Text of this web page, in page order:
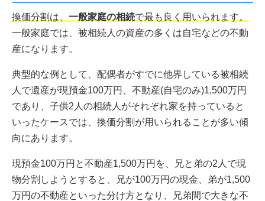
換価分割は、 一般家庭の相続で最も良く用いられます。
一般家庭では、被相続人の資産の多くは自宅などの不動
産になります。
典型的な例として、配偶者がすでに他界している被相続
人で遺産が現預金100万円、不動産(自宅のみ)1,500万円
であり、子供2人の相続人がそれぞれ家を持っていると
いったケースでは、換価分割が用いられることが多い傾
向にあります。
現預金100万円と不動産1,500万円を、兄と弟の2人で現
物分割しようとすると、兄が100万円の現金、弟が1,500
万円の不動産といった分け方となり、兄弟間で大きな不